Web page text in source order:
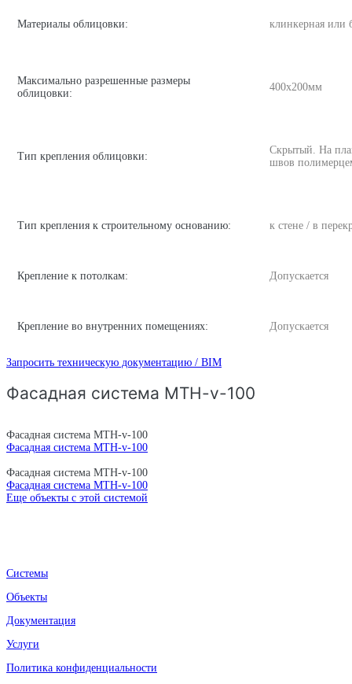
Материалы облицовки: клинкерная или
Максимально разрешенные размеры
облицовки:
400х200мм
Тип крепления облицовки:
Скрытый. На
швов
Тип крепления к строительному основанию: к стене / в
Крепление к потолкам: Допускается
Крепление во внутренних помещениях: Допускается
Запросить техническую документацию / BIM
Фасадная система MTH-v-100
Фасадная система MTH-v-100
Фасадная система MTH-v-100
Фасадная система MTH-v-100
Фасадная система MTH-v-100
Еще объекты с этой системой
Системы
Объекты
Документация
Услуги
Политика конфиденциальности